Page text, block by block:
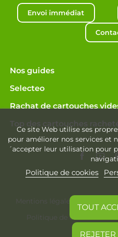
Envoi immédiat
Nos guides
Selecteo
Rachat de cartouches
Top des cartouches
Ce site Web utilise ses
pour améliorer nos services et
´accepter leur utilisation pour
Politique de cookies
REJETER
TOUT
Mentions légales
Politique de confidentialité